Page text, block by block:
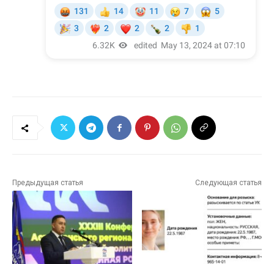
Предыдущая статья Следующая статья